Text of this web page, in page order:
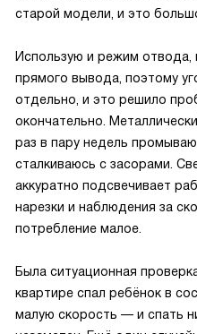
старой модели, и это
Использую и режим
прямого вывода, поэтому
отдельно, и это решило
окончательно.
раз в пару недель
сталкиваюсь с засорами.
аккуратно подсвечивает
нарезки и наблюдения за
потребление малое.
Была ситуационная
квартире спал ребёнок в
малую скорость — и спать